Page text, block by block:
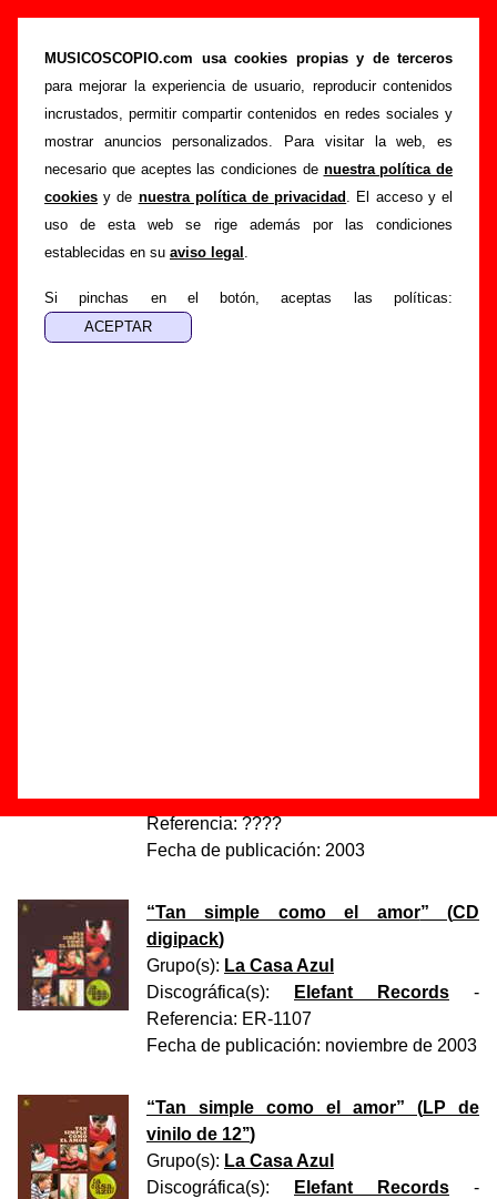
MUSICOSCOPIO.com usa cookies propias y de terceros
para mejorar la experiencia de usuario, reproducir contenidos
incrustados, permitir compartir contenidos en redes sociales y
mostrar anuncios personalizados. Para visitar la web, es
necesario que aceptes las condiciones de nuestra política de
cookies y de nuestra política de privacidad . El acceso y el
uso de esta web se rige además por las condiciones
establecidas en su aviso legal .
Si pinchas en el botón, aceptas las políticas:
Discos y recopilatorios del año 2003
(ordenados por artista, página 3)
Portada >Discos >Año 2003 >Del 61 al 90
Esta página muestra una lista con algunos de los
discospublicados durante elaño 2003sobre los que hay
información en Musicoscopio y que incluyeron canciones de
bandas y cantantes españoles
. La lista está ordenada
alfabéticamente por el nombre del intérprete
artistas aparecen listados con el nombre de grupo “Varios
artistas”. Para leer más información sobre un disco en
Discográfica(s):Sinnamon Records-
Referencia: ????
Fecha de publicación: 2003
“Tan simple como el amor” (CD
digipack)
Grupo(s): La Casa Azul
Discográfica(s):
Elefant Records -
Referencia: ER-1107
Fecha de publicación: noviembre de 2003
“Tan simple como el amor” (LP de
vinilo de 12’’)
Grupo(s): La Casa Azul
Discográfica(s):
Elefant Records -